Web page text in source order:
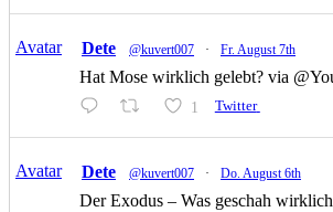
Avatar Dete @kuvert007 · Fr. August 7th
Hat Mose wirklich gelebt? via
1 Twitter
Avatar Dete @kuvert007 · Do. August 6th
Der Exodus – Was geschah